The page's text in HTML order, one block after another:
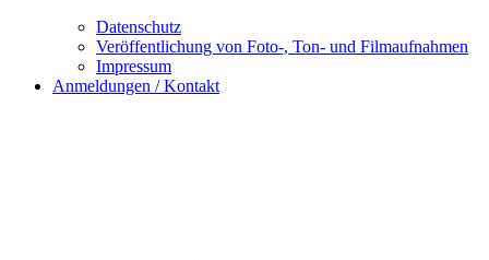
Datenschutz
Veröffentlichung von Foto-, Ton- und Filmaufnahmen
Impressum
Anmeldungen / Kontakt